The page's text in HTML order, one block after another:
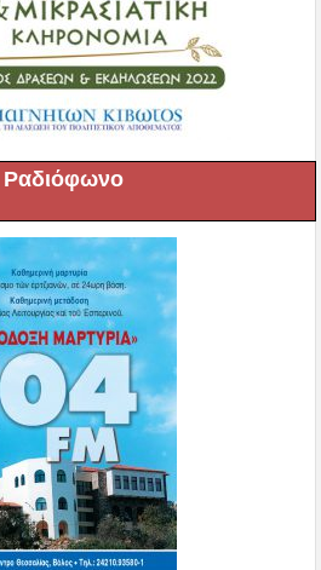
Ραδιόφωνο